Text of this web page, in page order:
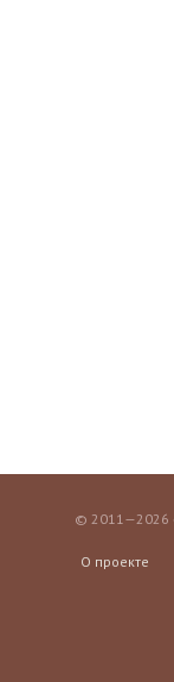
© 2011—2026
О проекте